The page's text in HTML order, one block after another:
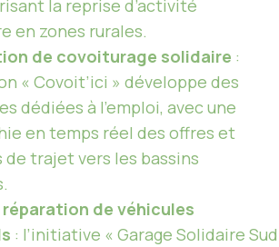
la reprise d’activité
en zones rurales.
de covoiturage solidaire :
« Covoit’ici » développe des
dédiées à l’emploi, avec une
en temps réel des offres et
de trajet vers les bassins
réparation de véhicules
: l’initiative « Garage Solidaire Sud